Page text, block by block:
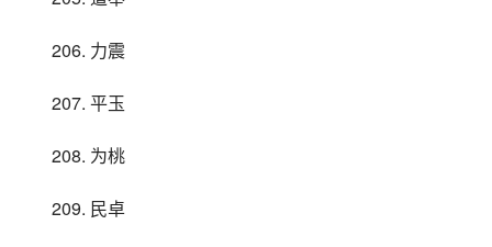
206. 力震
207. 平玉
208. 为桃
209. 民卓